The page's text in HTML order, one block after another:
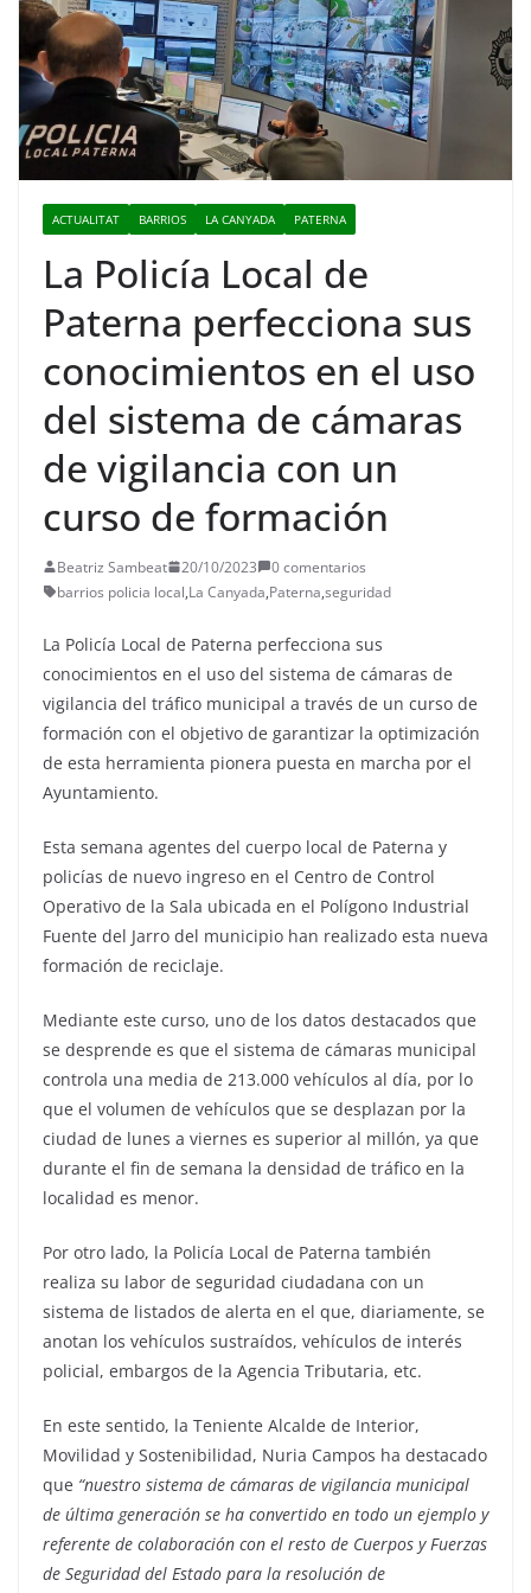
ACTUALITAT BARRIOS LA CANYADA PATERNA
La Policía Local de
Paterna perfecciona sus
conocimientos en el uso
del sistema de cámaras
de vigilancia con un
curso de formación
Beatriz Sambeat 20/10/2023
0 comentarios
barrios policia local,La Canyada,Paterna,seguridad
La Policía Local de Paterna perfecciona sus
conocimientos en el uso del sistema de cámaras de
vigilancia del tráfico municipal a través de un curso de
formación con el objetivo de garantizar la optimización
de esta herramienta pionera puesta en marcha por el
Ayuntamiento.
Esta semana agentes del cuerpo local de Paterna y
policías de nuevo ingreso en el Centro de Control
Operativo de la Sala ubicada en el Polígono Industrial
Fuente del Jarro del municipio han realizado esta nueva
formación de reciclaje.
Mediante este curso, uno de los datos destacados que
se desprende es que el sistema de cámaras municipal
controla una media de 213.000 vehículos al día, por lo
que el volumen de vehículos que se desplazan por la
ciudad de lunes a viernes es superior al millón, ya que
durante el fin de semana la densidad de tráfico en la
localidad es menor.
Por otro lado, la Policía Local de Paterna también
realiza su labor de seguridad ciudadana con un
sistema de listados de alerta en el que, diariamente, se
anotan los vehículos sustraídos, vehículos de interés
policial, embargos de la Agencia Tributaria, etc.
En este sentido, la Teniente Alcalde de Interior,
Movilidad y Sostenibilidad, Nuria Campos ha destacado
que “nuestro sistema de cámaras de vigilancia municipal
de última generación se ha convertido en todo un ejemplo y
referente de colaboración con el resto de Cuerpos y Fuerzas
de Seguridad del Estado para la resolución de